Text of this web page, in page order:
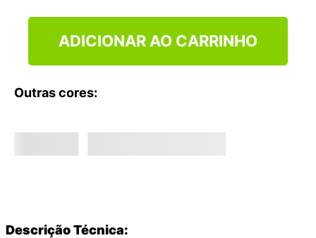
ADICIONAR AO CARRINHO
Outras cores:
Descrição Técnica: